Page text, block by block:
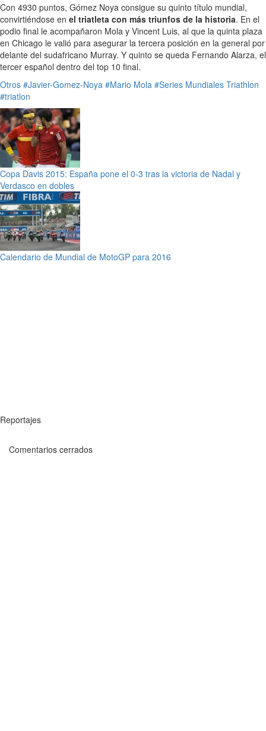
Con 4930 puntos, Gómez Noya consigue su quinto título mundial,
convirtiéndose en el triatleta con más triunfos de la historia. En el
podio final le acompañaron Mola y Vincent Luis, al que la quinta plaza
en Chicago le valió para asegurar la tercera posición en la general por
delante del sudafricano Murray. Y quinto se queda Fernando Alarza, el
tercer español dentro del top 10 final.
Otros #Javier-Gomez-Noya #Mario Mola #Series Mundiales Triathlon
#triatlon
Copa Davis 2015: España pone el 0-3 tras la victoria de Nadal y
Verdasco en dobles
Calendario de Mundial de MotoGP para 2016
Reportajes
Comentarios cerrados